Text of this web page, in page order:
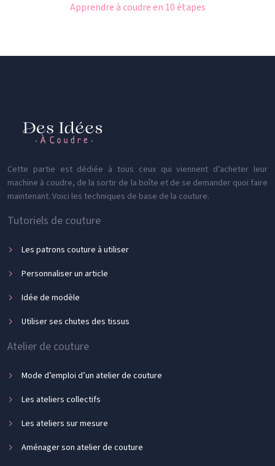
Apprendre à coudre en 10 étapes
Cette partie est dédiée à tous ceux qui viennent d’acheter leur
machine à coudre, de la sortir de la boîte et de se demander quoi faire
maintenant. Voici les techniques de base de la couture.
Tutoriels de couture
Les patrons couture à utiliser
Personnaliser un article
Idée de modèle
Utiliser ses chutes des tissus
Atelier de couture
Mode d’emploi d’un atelier de couture
Les ateliers collectifs
Les ateliers sur mesure
Aménager son atelier de couture